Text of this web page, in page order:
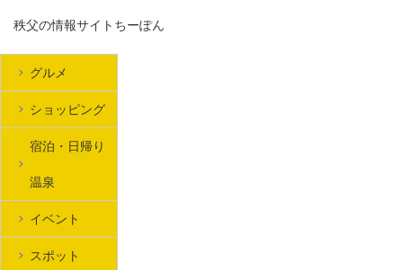
秩父の情報サイトちーぽん
グルメ
ショッピング
宿泊・日帰り
温泉
イベント
スポット